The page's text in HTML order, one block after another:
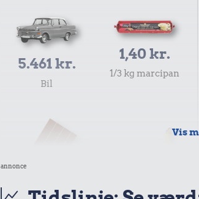
5.461 kr.
Bil
1,40 kr.
1/3 kg marcipan
Vis
annonce